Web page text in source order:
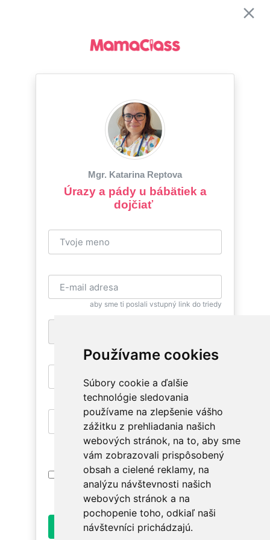
Používame cookies
Súbory cookie a ďalšie
technológie sledovania
používame na zlepšenie vášho
zážitku z prehliadania našich
webových stránok, na to, aby sme
vám zobrazovali prispôsobený
obsah a cielené reklamy, na
analýzu návštevnosti našich
webových stránok a na
pochopenie toho, odkiaľ naši
návštevníci prichádzajú.
Mgr. Katarina Reptova
Úrazy a pády u bábätiek a
dojčiať
aby sme ti poslali vstupný link do triedy
pre zaslanie bezplatnej SMS pripomienky
aby si sa mohla znovu vrátiť
aby si mala prístup na relevantné triedy
Prihlásením súhlasím sPodmienkami
Používania. Oboznám sa prosím ako
spracúvame údaje v
Ochrane osobných údajov
Odoslať